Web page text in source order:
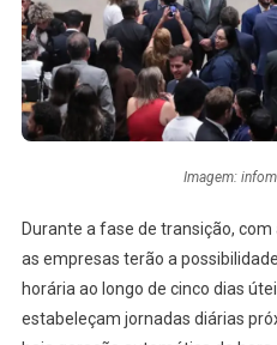
Imagem:
Durante a fase de transição,
as empresas terão a
horária ao longo de cinco dias
estabeleçam jornadas diárias